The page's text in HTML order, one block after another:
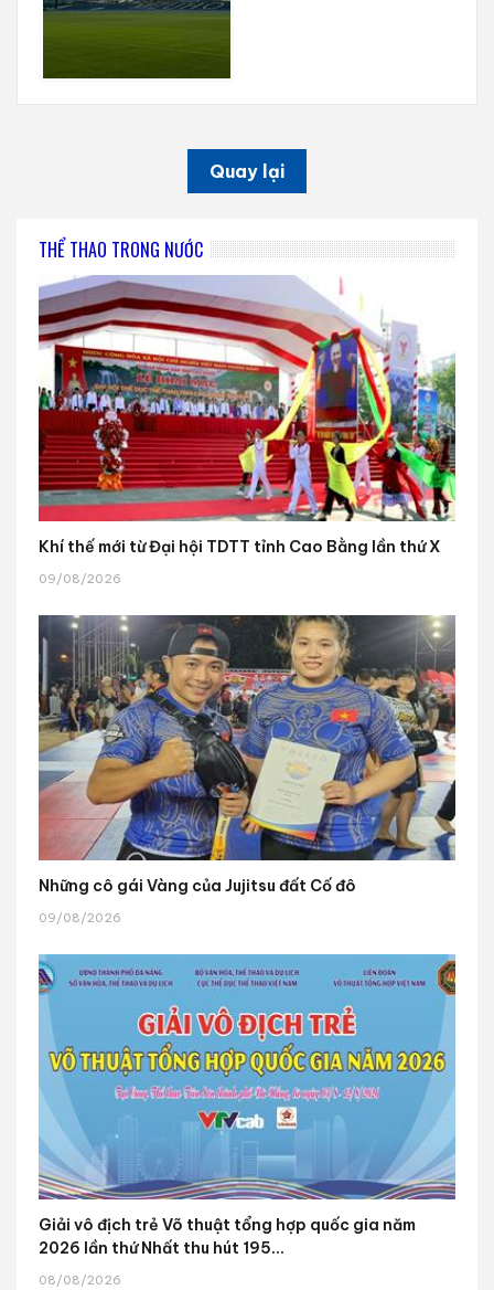
Quay lại
THỂ THAO TRONG NƯỚC
Khí thế mới từ Đại hội TDTT tỉnh Cao Bằng lần thứ X
09/08/2026
Những cô gái Vàng của Jujitsu đất Cố đô
09/08/2026
Giải vô địch trẻ Võ thuật tổng hợp quốc gia năm
2026 lần thứ Nhất thu hút 195...
08/08/2026